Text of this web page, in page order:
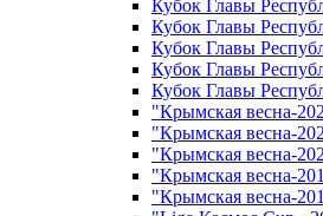
Кубок Главы
Кубок Главы
Кубок Главы
Кубок Главы
Кубок Главы
"Крымская весна-
"Крымская весна-
"Крымская весна-
"Крымская весна-
"Крымская весна-